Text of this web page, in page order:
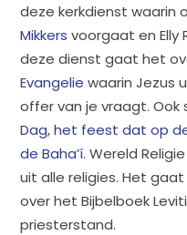
deze kerkdienst waarin
Mikkers voorgaat en Elly
deze dienst gaat het
Evangelie waarin Jezus
offer van je vraagt.
Dag, het feest dat op
de Baha’í.Wereld
uit alle religies. Het
over het Bijbelboek
priesterstand.